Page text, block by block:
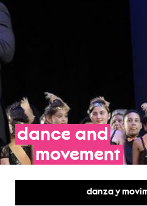
dance and
movement
Danza y